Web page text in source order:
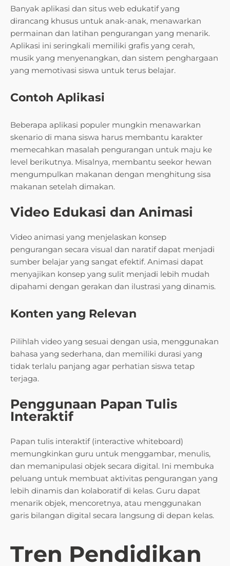
Banyak aplikasi dan situs web edukatif yang
dirancang khusus untuk anak-anak, menawarkan
permainan dan latihan pengurangan yang menarik.
Aplikasi ini seringkali memiliki grafis yang cerah,
musik yang menyenangkan, dan sistem penghargaan
yang memotivasi siswa untuk terus belajar.
Contoh Aplikasi
Beberapa aplikasi populer mungkin menawarkan
skenario di mana siswa harus membantu karakter
memecahkan masalah pengurangan untuk maju ke
level berikutnya. Misalnya, membantu seekor hewan
mengumpulkan makanan dengan menghitung sisa
makanan setelah dimakan.
Video Edukasi dan Animasi
Video animasi yang menjelaskan konsep
pengurangan secara visual dan naratif dapat menjadi
sumber belajar yang sangat efektif. Animasi dapat
menyajikan konsep yang sulit menjadi lebih mudah
dipahami dengan gerakan dan ilustrasi yang dinamis.
Konten yang Relevan
Pilihlah video yang sesuai dengan usia, menggunakan
bahasa yang sederhana, dan memiliki durasi yang
tidak terlalu panjang agar perhatian siswa tetap
terjaga.
Penggunaan Papan Tulis
Interaktif
Papan tulis interaktif (interactive whiteboard)
memungkinkan guru untuk menggambar, menulis,
dan memanipulasi objek secara digital. Ini membuka
peluang untuk membuat aktivitas pengurangan yang
lebih dinamis dan kolaboratif di kelas. Guru dapat
menarik objek, mencoretnya, atau menggunakan
garis bilangan digital secara langsung di depan kelas.
Tren Pendidikan